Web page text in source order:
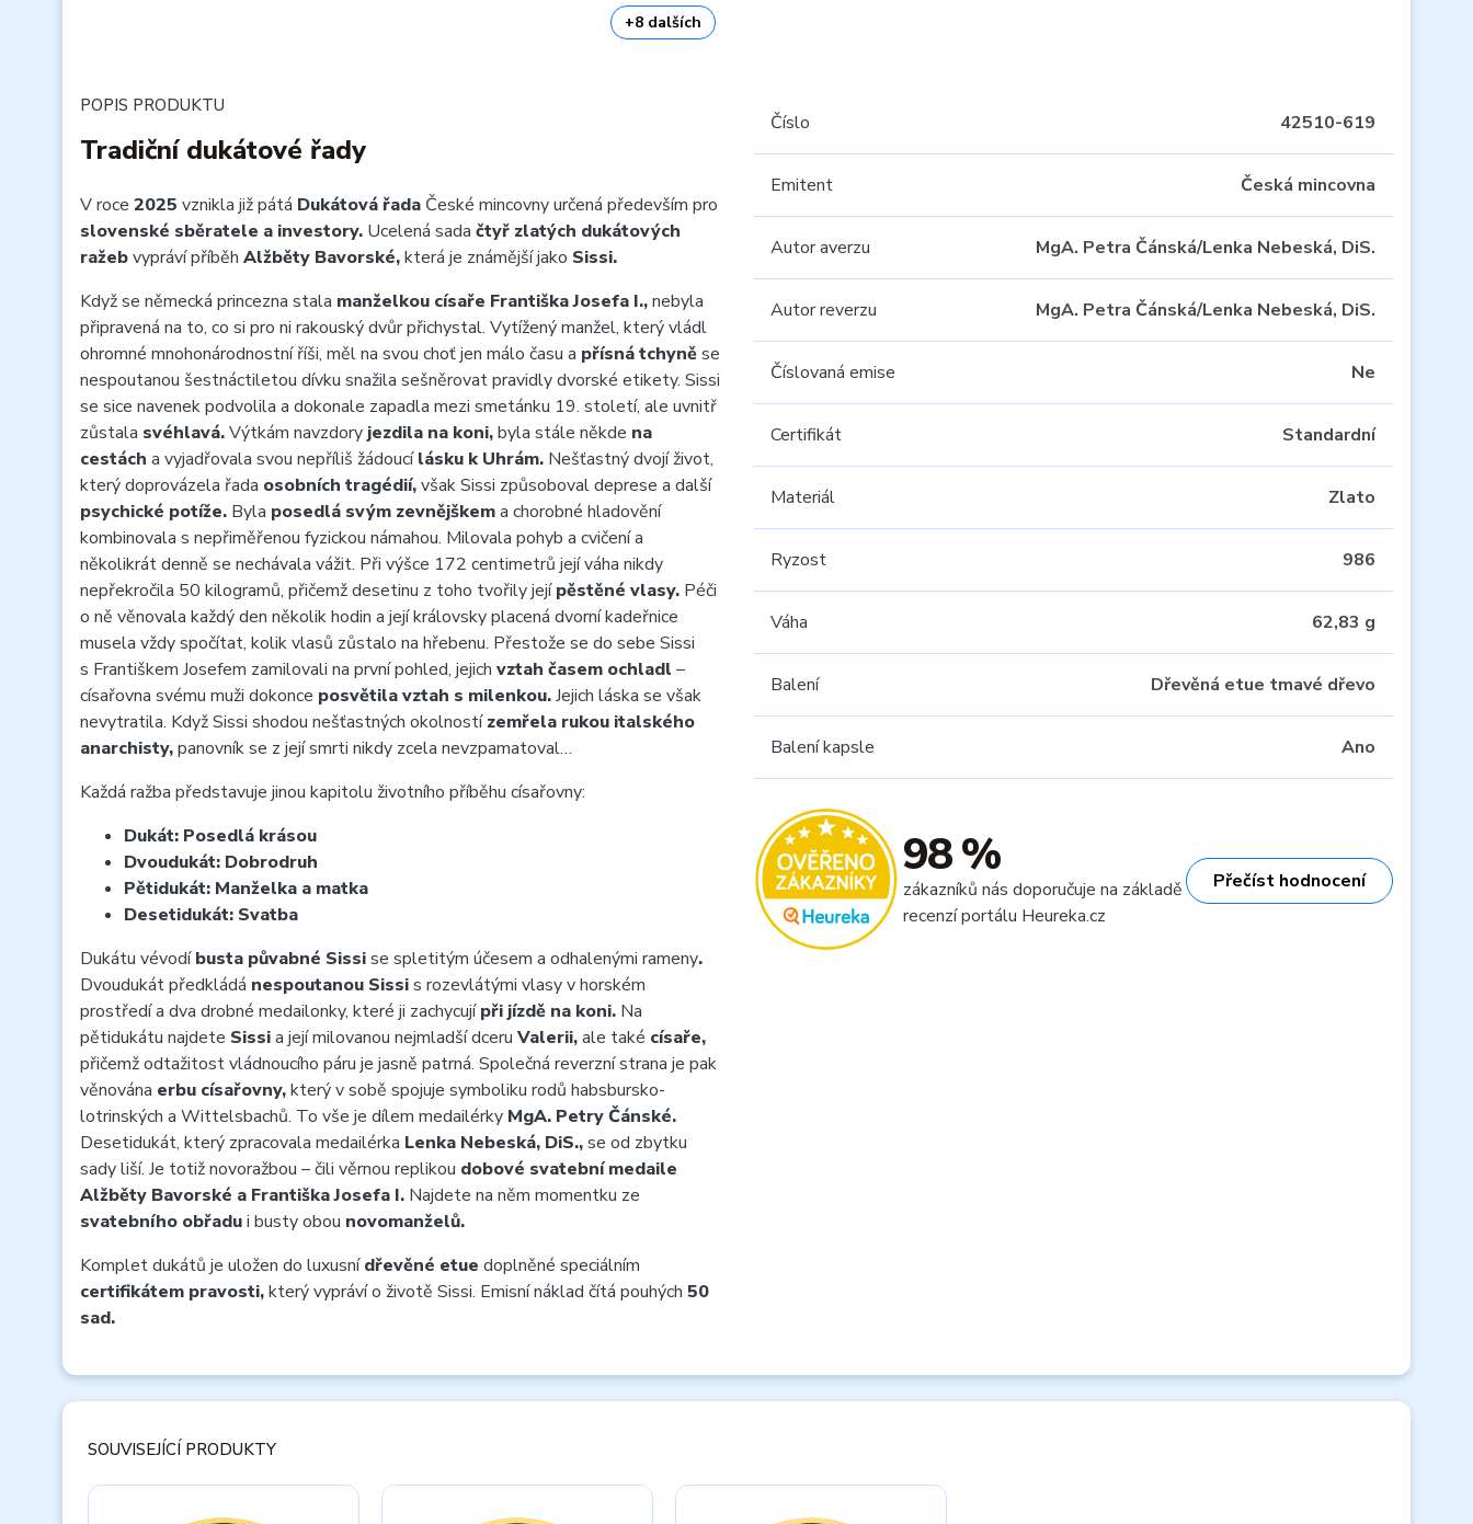
+8 dalších
POPIS PRODUKTU
Tradiční dukátové řady
V roce 2025 vznikla již pátá Dukátová řada České mincovny určená především pro
slovenské sběratele a investory. Ucelená sada čtyř zlatých dukátových
ražebvypráví příběh Alžběty Bavorské,která je známější jako Sissi.
Když se německá princezna stala manželkou císaře Františka Josefa I.,nebyla
připravená na to, co si pro ni rakouský dvůr přichystal. Vytížený manžel, který vládl
ohromné mnohonárodnostní říši, měl na svou choť jen málo času a přísná tchyněse
nespoutanou šestnáctiletou dívku snažila sešněrovat pravidly dvorské etikety. Sissi
se sice navenek podvolila a dokonale zapadla mezi smetánku 19. století, ale uvnitř
zůstala svéhlavá.Výtkám navzdoryjezdila na koni,byla stále někde na
cestách a vyjadřovala svou nepříliš žádoucílásku k Uhrám. Nešťastný dvojí život,
který doprovázela řada osobních tragédií,však Sissi způsoboval deprese a další
psychické potíže. Byla posedlá svým zevnějškema chorobné hladovění
kombinovala s nepřiměřenou fyzickou námahou. Milovala pohyb a cvičení a
několikrát denně se nechávala vážit. Při výšce 172 centimetrů její váha nikdy
nepřekročila 50 kilogramů, přičemž desetinu z toho tvořily jejípěstěné vlasy. Péči
o ně věnovala každý den několik hodin a její královsky placená dvorní kadeřnice
musela vždy spočítat, kolik vlasů zůstalo na hřebenu. Přestože se do sebe Sissi
s Františkem Josefem zamilovali na první pohled, jejich vztah časem ochladl –
císařovna svému muži dokonce posvětila vztah s milenkou.Jejich láska se však
nevytratila. Když Sissi shodou nešťastných okolnostízemřela rukou italského
anarchisty,panovník se z její smrti nikdy zcela nevzpamatoval…
Každá ražba představuje jinou kapitolu životního příběhu císařovny:
Dukát: Posedlá krásou
Dvoudukát: Dobrodruh
Pětidukát: Manželka a matka
Desetidukát: Svatba
Dukátu vévodíbusta půvabné Sissise spletitým účesem a odhalenými rameny.
Dvoudukát předkládá nespoutanou Sissis rozevlátými vlasy v horském
prostředí a dva drobné medailonky, které ji zachycujípři jízdě na koni. Na
pětidukátu najdete Sissia její milovanou nejmladší dceru Valerii,ale také císaře,
přičemž odtažitost vládnoucího páru je jasně patrná. Společná reverzní strana je pak
věnována erbu císařovny,který v sobě spojuje symboliku rodů habsbursko-
lotrinských a Wittelsbachů. To vše je dílem medailérky MgA. Petry Čánské.
Desetidukát, který zpracovala medailérka Lenka Nebeská, DiS.,se od zbytku
sady liší. Je totiž novoražbou – čili věrnou replikou dobové svatební medaile
Alžběty Bavorské a Františka Josefa I. Najdete na něm momentku ze
svatebního obřadui busty obou novomanželů.
Komplet dukátů je uložen do luxusnídřevěné etue doplněné speciálním
certifikátem pravosti,který vypráví o životě Sissi. Emisní náklad čítá pouhých 50
sad.
Číslo 42510-619
Emitent Česká mincovna
Autor averzu MgA. Petra Čánská/Lenka Nebeská, DiS.
Autor reverzu MgA. Petra Čánská/Lenka Nebeská, DiS.
Číslovaná emise Ne
Certifikát Standardní
Materiál Zlato
Ryzost 986
Váha 62,83 g
Balení Dřevěná etue tmavé dřevo
Balení kapsle Ano
98 %
zákazníků nás doporučuje na základě
recenzí portálu Heureka.cz
Přečíst hodnocení
SOUVISEJÍCÍ PRODUKTY